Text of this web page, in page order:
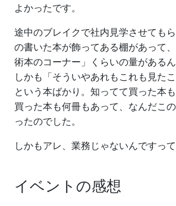
よかったです。
途中のブレイクで社内見学させても
の書いた本が飾ってある棚があって
術本のコーナー」くらいの量があるん
しかも「そういやあれもこれも見た
という本ばかり。知ってて買った本
買った本も何冊もあって、なんだこ
ったのでした。
しかもアレ、業務じゃないんですって
イベントの感想